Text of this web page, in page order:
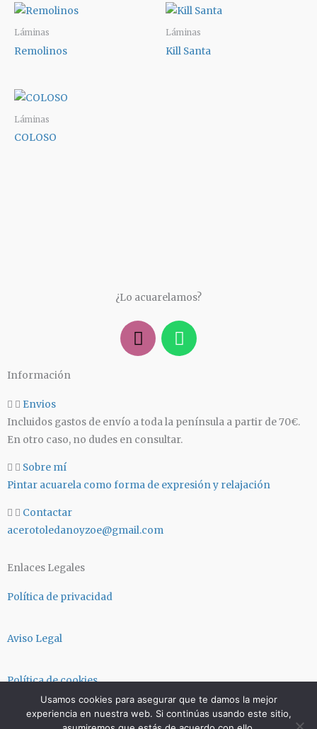
Láminas
Remolinos
Láminas
Kill Santa
Láminas
COLOSO
¿Lo acuarelamos?
I
n
s
g
r
W
h
a
a
p
Información
Envios
Incluidos gastos de envío a toda la península a partir de 70€.
En otro caso, no dudes en consultar.
Sobre mí
Pintar acuarela como forma de expresión y relajación
Contactar
acerotoledanoyzoe@gmail.com
Enlaces Legales
Política de privacidad
Aviso Legal
Política de cookies
Términos y condiciones
Usamos cookies para asegurar que te damos la mejor
experiencia en nuestra web. Si continúas usando este sitio,